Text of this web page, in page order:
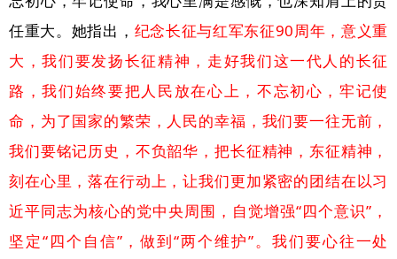
任重大。她指出， 纪念长征与红军东征90周年，意义重
大，我们要发扬长征精神，走好我们这一代人的长征
路，我们始终要把人民放在心上，不忘初心，牢记使
命，为了国家的繁荣，人民的幸福，我们要一往无前，
我们要铭记历史，不负韶华，把长征精神，东征精神，
刻在心里，落在行动上，让我们更加紧密的团结在以习
近平同志为核心的党中央周围，自觉增强“四个意识”，
坚定“四个自信”，做到“两个维护”。我们要心往一处